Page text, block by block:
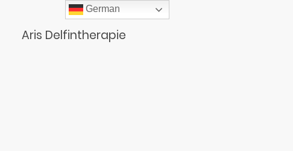
Aris Delfintherapie
German